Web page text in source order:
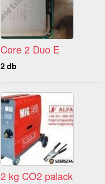
Core 2 Duo E
2 db
2 kg CO2 palack